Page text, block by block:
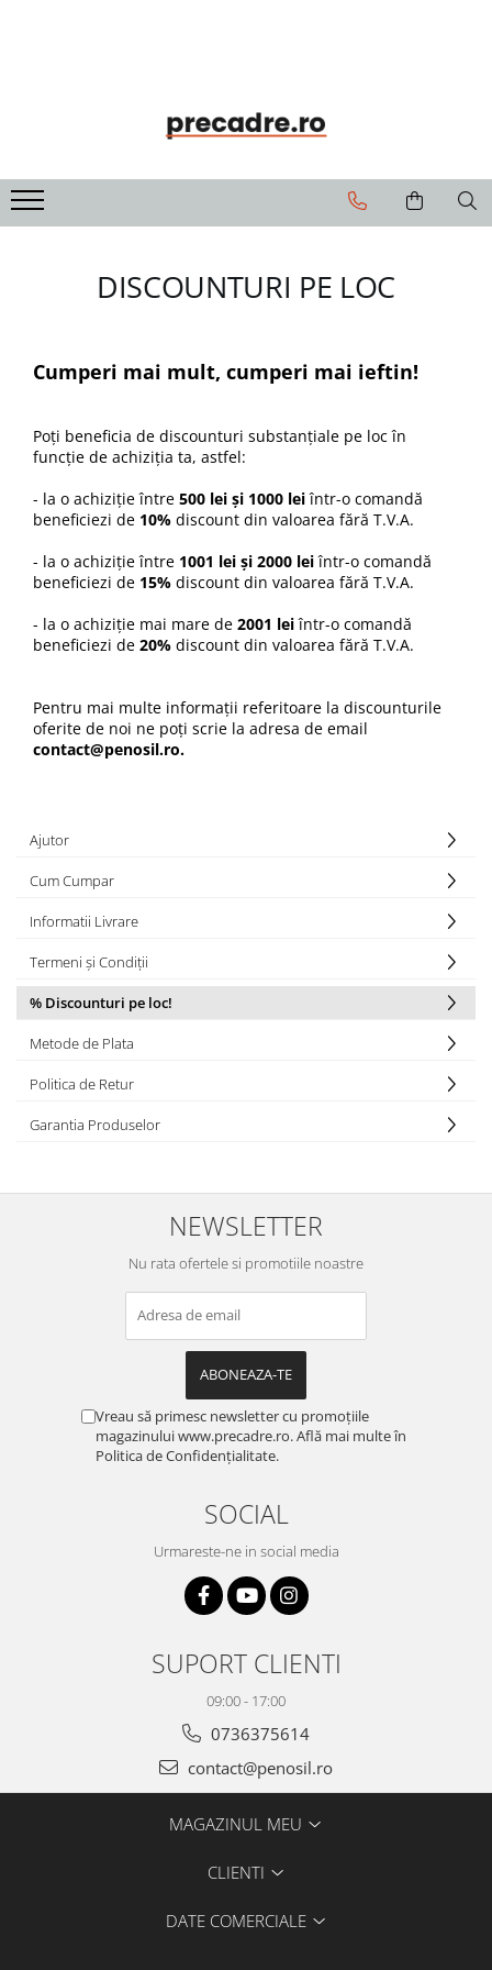
Siliconi și Etanșanți
Adezivi și Grunduri
Precadre Termoizolante
Solbancuri Termoizolante
DISCOUNTURI PE LOC
Cumperi mai mult, cumperi mai ieftin!
Poți beneficia de discounturi substanțiale pe loc în
funcție de achiziția ta, astfel:
- la o achiziție între 500 lei și 1000 leiîntr-o comandă
beneficiezi de 10% discount din valoarea fără T.V.A.
- la o achiziție între 1001 lei și 2000 leiîntr-o comandă
beneficiezi de 15% discount din valoarea fără T.V.A.
- la o achiziție mai mare de 2001 leiîntr-o comandă
beneficiezi de 20% discount din valoarea fără T.V.A.
Pentru mai multe informații referitoare la discounturile
oferite de noi ne poți scrie la adresa de email
contact@penosil.ro.
Ajutor
Cum Cumpar
Informatii Livrare
Termeni și Condiții
% Discounturi pe loc!
Metode de Plata
Politica de Retur
Garantia Produselor
NEWSLETTER
Nu rata ofertele si promotiile noastre
Vreau să primesc newsletter cu promoțiile
magazinului www.precadre.ro. Află mai multe în
Politica de Confidențialitate.
SOCIAL
Urmareste-ne in social media
SUPORT CLIENTI
09:00 - 17:00
0736375614
contact@penosil.ro
MAGAZINUL MEU
CLIENTI
DATE COMERCIALE